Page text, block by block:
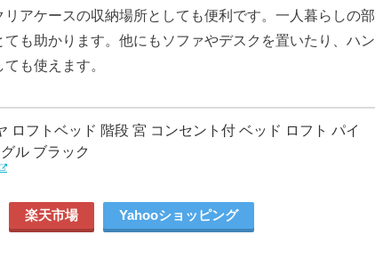
アケースの収納場所としても便利です。一人暮らしの部
も助かります。他にもソファやデスクを置いたり、ハン
も使えます。
ロフトベッド 階段 宮 コンセント付 ベッド ロフト パイ
ル ブラック
楽天市場 Yahooショッピング